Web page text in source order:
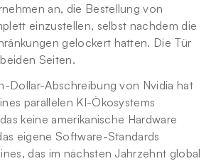
an, die Bestellung von
einzustellen, selbst nachdem die
gelockert hatten. Die Tür
Seiten.
Dollar-Abschreibung von Nvidia hat
parallelen KI-Ökosystems
keine amerikanische Hardware
eigene Software-Standards
das im nächsten Jahrzehnt global